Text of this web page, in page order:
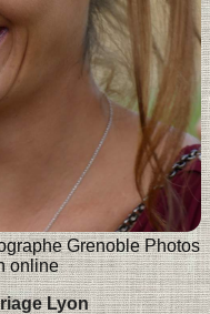
Grenoble Photos
online
Lyon